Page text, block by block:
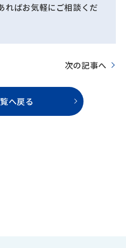
ればお気軽にご相談くだ
次の記事へ
へ戻る